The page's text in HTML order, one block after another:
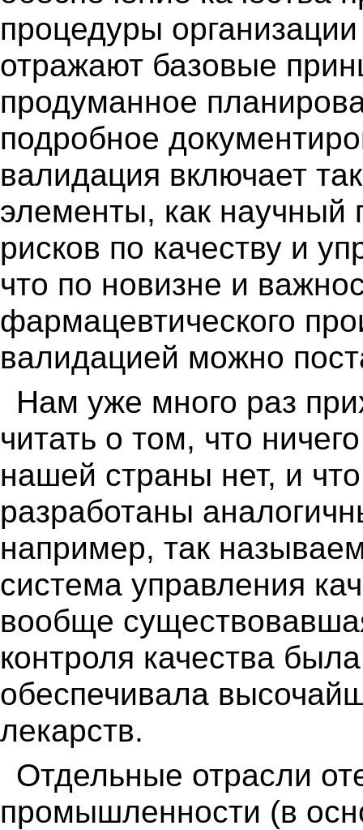
процедуры
отражают базовые
продуманное
подробное
валидация включает
элементы, как научный
рисков по качеству и
что по новизне и
фармацевтического
валидацией можно
Нам уже много раз
читать о том, что
нашей страны нет, и
разработаны
например, так
система управления
вообще
контроля качества
обеспечивала
лекарств.
Отдельные отрасли
промышленности (в